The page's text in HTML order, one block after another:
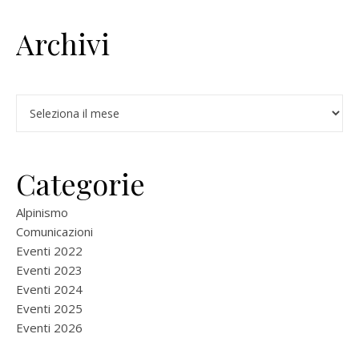
Archivi
Archivi
Categorie
Alpinismo
Comunicazioni
Eventi 2022
Eventi 2023
Eventi 2024
Eventi 2025
Eventi 2026